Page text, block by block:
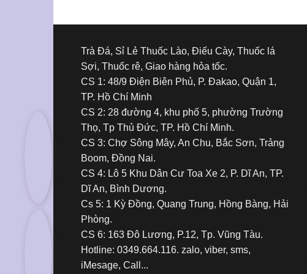
Trà Đá, Sỉ Lẻ Thuốc Lào, Điếu Cày, Thuốc lá
Sợi, Thuốc rê, Giao hàng hỏa tốc.
CS 1: 48/9 Điện Biên Phủ, P. Đakao, Quận 1,
TP. Hồ Chí Minh
CS 2: 28 đường 4, khu phố 5, phường Trường
Thọ, Tp Thủ Đức, TP. Hồ Chí Minh.
CS 3: Chợ Sông Mây, An Chu, Bắc Sơn, Trảng
Boom, Đồng Nai.
CS 4: Lô 5 Khu Dân Cư Toa Xe 2, P. Dĩ An, TP.
Dĩ An, Bình Dương.
Cs 5: 1 Kỳ Đồng, Quang Trung, Hồng Bàng, Hải
Phòng.
CS 6: 163 Đô Lương, P.12, Tp. Vũng Tàu.
Hotline: 0349.664.116. zalo, viber, sms,
iMesage, Call...